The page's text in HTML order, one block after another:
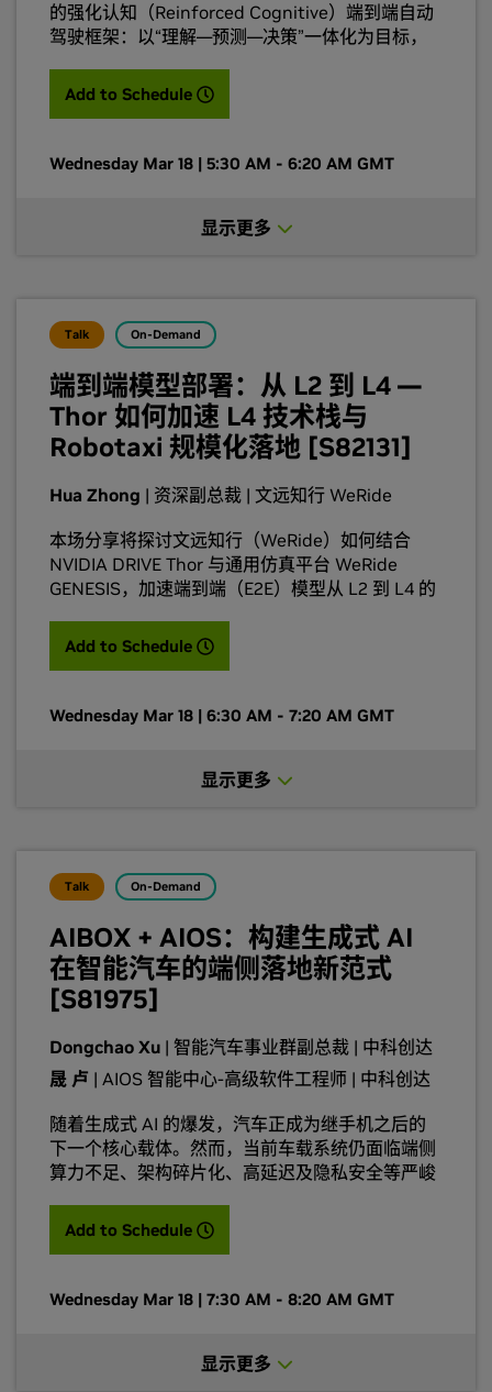
的强化认知（Reinforced Cognitive）端到端自动
驾驶框架：以“理解—预测—决策”一体化为目标，
（Reinforcement Learning, RL）深度融合，在同
一端到端网络中同时完成驾驶环境理解与轨迹/动作
安全性与舒适性。具体而言，该框架以多模态感知
块形成可用于决策的紧凑隐空间；随后引入可学习
象式滚动（imagination rollout）”在若干步预测内
生成可解释的候选未来；在此基础上，策略/价值网
络通过强化学习进行闭环优化，以“安全—合规—效
率—舒适”为核心奖励体系，结合离线RL与安全约
束 RL/风险敏感 RL 实现稳定可控的策略改进；最
终帮助模型不仅“会开”，还能“知道为什么这么开、
且更可靠的驾驶行为。
Add to Schedule (opens in a new tab)
Wednesday Mar 18 | 5:30 AM - 6:20 AM GMT
显示更多
Talk On-Demand
端到端模型部署：从 L2 到 L4 —
Thor 如何加速 L4 技术栈与
Robotaxi 规模化落地 [S82131]
Hua Zhong | 资深副总裁 | 文远知行 WeRide
本场分享将探讨文远知行（WeRide）如何结合
NVIDIA DRIVE Thor 与通用仿真平台 WeRide
GENESIS，加速端到端（E2E）模型从 L2 到 L4 的
地。通过“数据中心训练 + Thor 车端推理”的云到车
全栈架构，文远知行提升了 AI 模型的跨域泛化能
Agent、视频生成（Video Generation）、风格迁
训练与评测，使端到端闭环迭代显著提速，支撑
Add to Schedule (opens in a new tab)
Wednesday Mar 18 | 6:30 AM - 7:20 AM GMT
显示更多
Talk On-Demand
AIBOX + AIOS：构建生成式 AI
在智能汽车的端侧落地新范式
[S81975]
Dongchao Xu | 智能汽车事业群副总裁 | 中科创达
晟 卢 | AIOS 智能中心-高级软件工程师 | 中科创达
随着生成式 AI 的爆发，汽车正成为继手机之后的
下一个核心载体。然而，当前车载系统仍面临端侧
算力不足、架构碎片化、高延迟及隐私安全等严峻
技术方案。该方案在不破坏既有座舱架构的前提
下，通过即插即用的 AI 硬件底座与 AI 原生操作系
多模态模型（如 Qwen2.5-VL）的端侧高效部署。
验，将车辆从“被动响应”升级为“主动感知”的智能
Add to Schedule (opens in a new tab)
Wednesday Mar 18 | 7:30 AM - 8:20 AM GMT
显示更多